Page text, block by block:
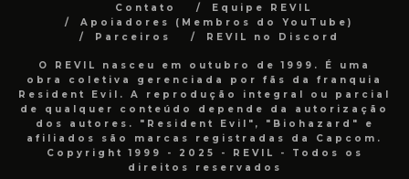
Contato
Equipe REVIL
Apoiadores (Membros do YouTube)
Parceiros
REVIL no Discord
O REVIL nasceu em outubro de 1999. É uma
obra coletiva gerenciada por fãs da franquia
Resident Evil. A reprodução integral ou parcial
de qualquer conteúdo depende da autorização
dos autores. "Resident Evil", "Biohazard" e
afiliados são marcas registradas da Capcom.
Copyright 1999 - 2025 - REVIL - Todos os
direitos reservados